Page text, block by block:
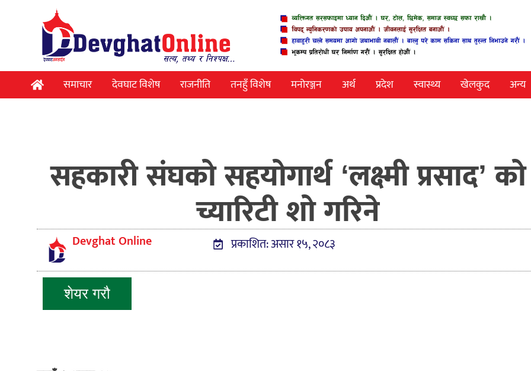
समाचार देवघाट विशेष राजनीति तनहुँ विशेष मनोरञ्जन अर्थ प्रदेश स्वास्थ्य खेलकुद अन्य
सहकारी संघको सहयोगार्थ ‘लक्ष्मी प्रसाद’ को
च्यारिटी शो गरिने
Devghat Online प्रकाशित: असार १५, २०८३
शेयर गरौ